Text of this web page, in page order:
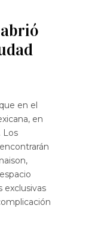
en el
en
. Los
exclusivas